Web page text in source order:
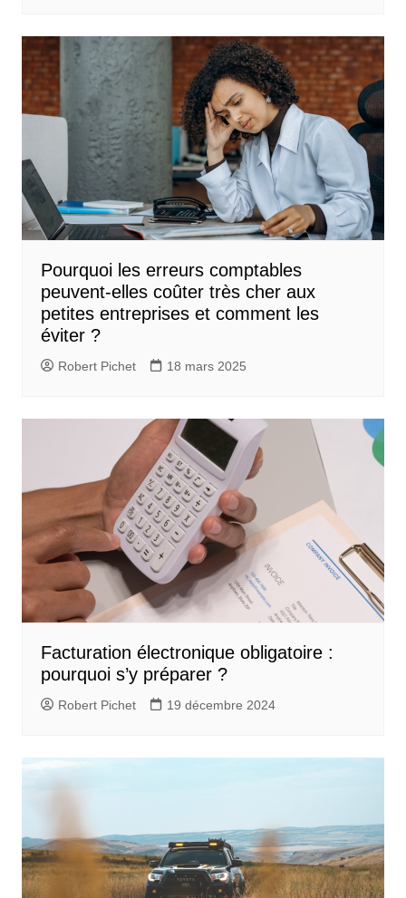
Pourquoi les erreurs comptables
peuvent-elles coûter très cher aux
petites entreprises et comment les
éviter ?
Robert Pichet 18 mars 2025
Facturation électronique obligatoire :
pourquoi s’y préparer ?
Robert Pichet 19 décembre 2024